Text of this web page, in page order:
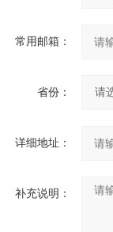
常用邮箱：
省份：
详细地址：
补充说明：